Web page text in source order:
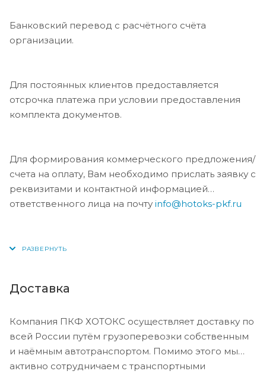
Банковский перевод с расчётного счёта
организации.
Для постоянных клиентов предоставляется
отсрочка платежа при условии предоставления
комплекта документов.
Для формирования коммерческого предложения/
счета на оплату, Вам необходимо прислать заявку с
реквизитами и контактной информацией
ответственного лица на почту info@hotoks-pkf.ru
Доставка
Компания ПКФ ХОТОКС осуществляет доставку по
всей России путём грузоперевозки собственным
и наёмным автотранспортом. Помимо этого мы
активно сотрудничаем с транспортными